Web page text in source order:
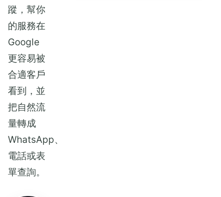
蹤，幫你
的服務在
Google
更容易被
合適客戶
看到，並
把自然流
量轉成
WhatsApp、
電話或表
單查詢。